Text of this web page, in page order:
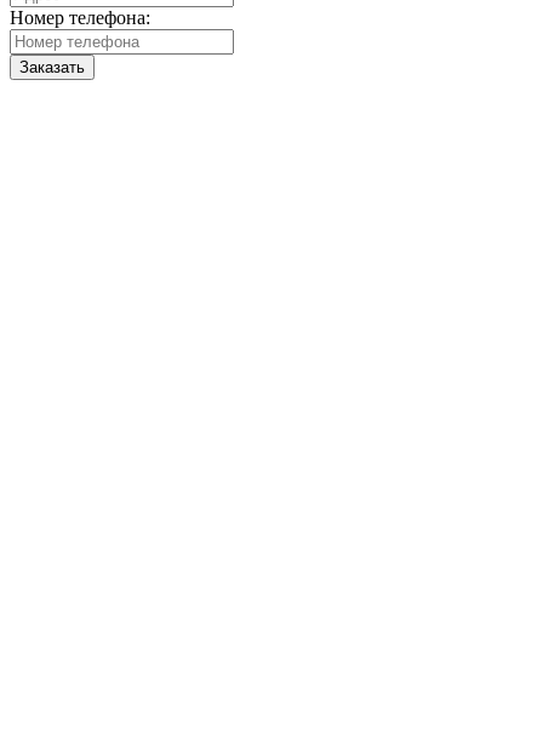
Номер телефона:
Заказать